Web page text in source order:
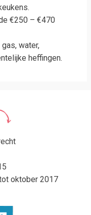
€250 – €470
water,
heffingen.
oktober 2017